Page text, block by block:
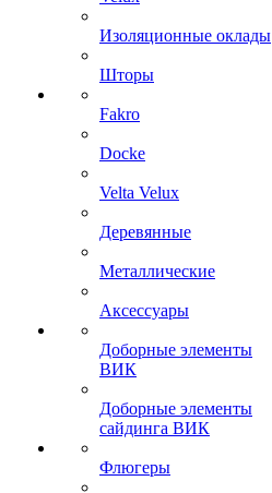
Изоляционные оклады
Шторы
Fakro
Docke
Velta Velux
Деревянные
Металлические
Аксессуары
Доборные элементы
ВИК
Доборные элементы
сайдинга ВИК
Флюгеры